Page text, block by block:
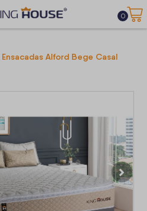
0
Alford Bege Casal